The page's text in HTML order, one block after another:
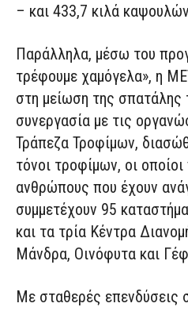
– και 433,7 κιλά
Παράλληλα, μέσω του
τρέφουμε χαμόγελα», η
στη μείωση της σπατάλης
συνεργασία με τις
Τράπεζα Τροφίμων,
τόνοι τροφίμων, οι
ανθρώπους που έχουν
συμμετέχουν 95
και τα τρία Κέντρα
Μάνδρα, Οινόφυτα και
Με σταθερές επενδύσεις